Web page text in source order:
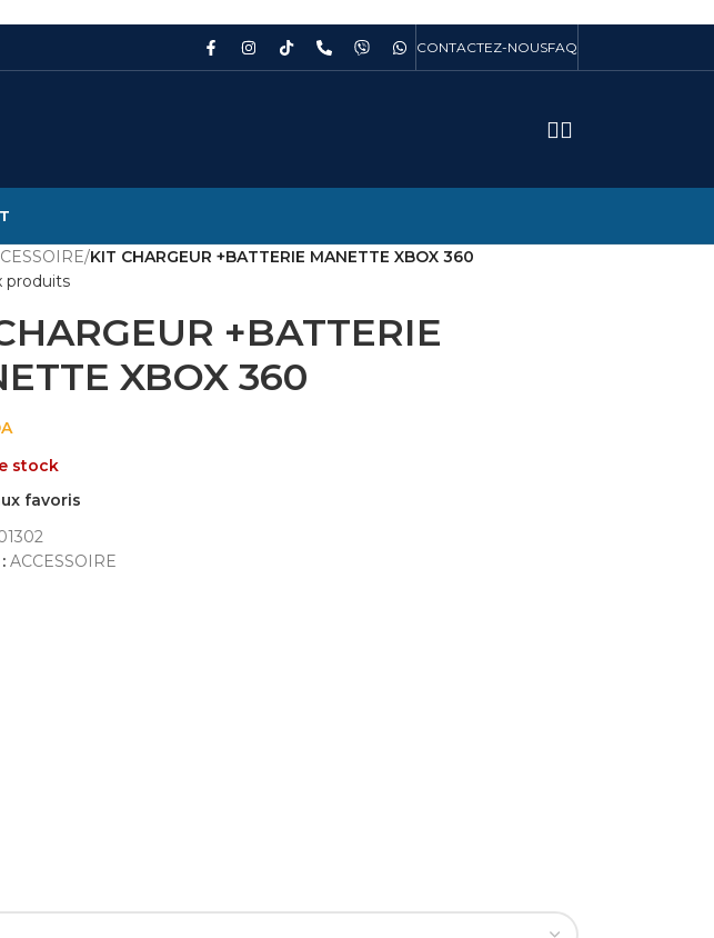
CONTACTEZ-NOUSFAQ
/KIT CHARGEUR +BATTERIE MANETTE XBOX 360
produits
+BATTERIE
XBOX 360
stock
favoris
ACCESSOIRE